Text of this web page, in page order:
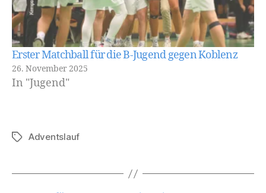
Erster Matchball für die B-Jugend gegen Koblenz
26. November 2025
In "Jugend"
Schlagwörter
Adventslauf